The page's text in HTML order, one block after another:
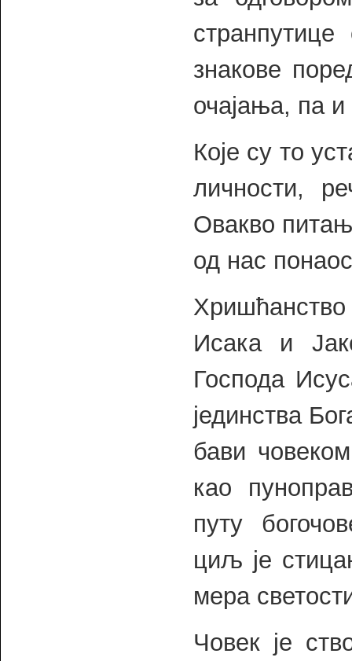
знакове
очајања, па
Које су то
личности,
Овакво
од нас
Исака и
Господа
јединства
бави
као
путу
циљ је
мера
Човек је